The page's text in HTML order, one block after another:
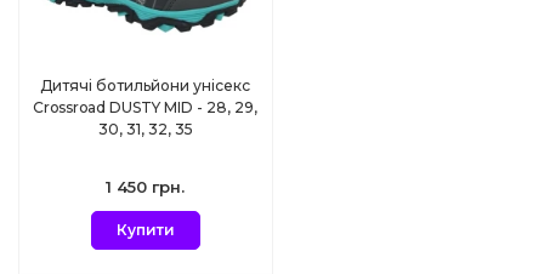
Дитячі ботильйони унісекс
Crossroad DUSTY MID - 28, 29,
30, 31, 32, 35
1 450 грн.
Купити